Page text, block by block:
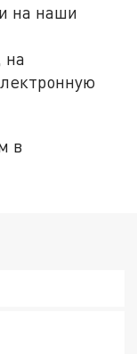
на наши
на
в